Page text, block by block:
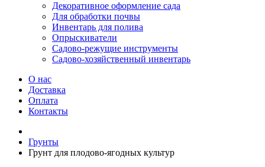
Декоративное оформление сада
Для обработки почвы
Инвентарь для полива
Опрыскиватели
Садово-режущие инструменты
Садово-хозяйственный инвентарь
О нас
Доставка
Оплата
Контакты
Грунты
Грунт для плодово-ягодных культур